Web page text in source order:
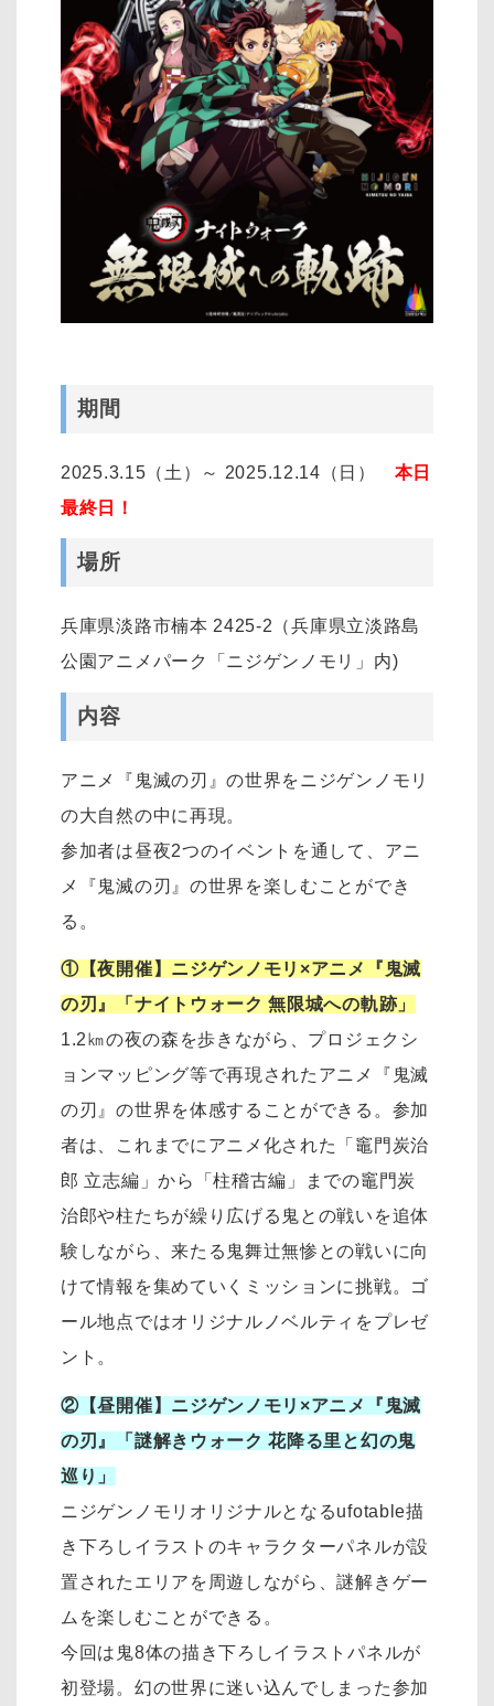
期間
2025.3.15（土）～ 2025.12.14（日） 本日
最終日！
場所
兵庫県淡路市楠本 2425-2（兵庫県立淡路島
公園アニメパーク「ニジゲンノモリ」内)
内容
アニメ『鬼滅の刃』の世界をニジゲンノモリ
の大自然の中に再現。
参加者は昼夜2つのイベントを通して、アニ
メ『鬼滅の刃』の世界を楽しむことができ
る。
①【夜開催】ニジゲンノモリ×アニメ『鬼滅
の刃』「ナイトウォーク 無限城への軌跡」
1.2㎞の夜の森を歩きながら、プロジェクシ
ョンマッピング等で再現されたアニメ『鬼滅
の刃』の世界を体感することができる。参加
者は、これまでにアニメ化された「竈門炭治
郎 立志編」から「柱稽古編」までの竈門炭
治郎や柱たちが繰り広げる鬼との戦いを追体
験しながら、来たる鬼舞辻󠄀無惨との戦いに向
けて情報を集めていくミッションに挑戦。ゴ
ール地点ではオリジナルノベルティをプレゼ
ント。
②【昼開催】ニジゲンノモリ×アニメ『鬼滅
の刃』「謎解きウォーク 花降る里と幻の鬼
巡り」
ニジゲンノモリオリジナルとなるufotable描
き下ろしイラストのキャラクターパネルが設
置されたエリアを周遊しながら、謎解きゲー
ムを楽しむことができる。
今回は鬼8体の描き下ろしイラストパネルが
初登場。幻の世界に迷い込んでしまった参加